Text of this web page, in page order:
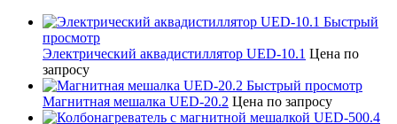
Быстрый
просмотр
Электрический аквадистиллятор UED-10.1 Цена по
запросу
Быстрый просмотр
Магнитная мешалка UED-20.2 Цена по запросу